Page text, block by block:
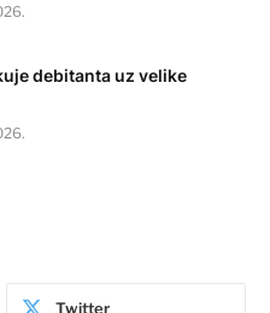
debitanta uz velike
Twitter